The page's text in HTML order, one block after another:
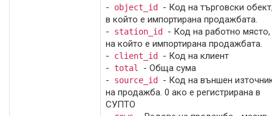
-
object_id
- Код на търговски
в който е импортирана продажбата.
-
station_id
- Код на работно място,
на който е импортирана продажбата.
-
client_id
- Код на клиент
- total
- Обща сума
-
source_id
- Код на външен
на продажба. 0 ако е регистрирана в
СУПТО